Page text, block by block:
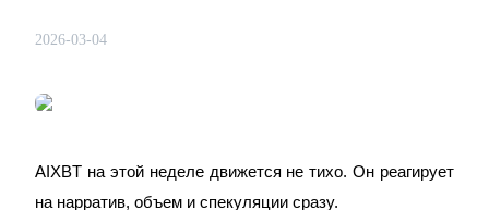
2026-03-04
AIXBT на этой неделе движется не тихо. Он реагирует
на нарратив, объем и спекуляции сразу.